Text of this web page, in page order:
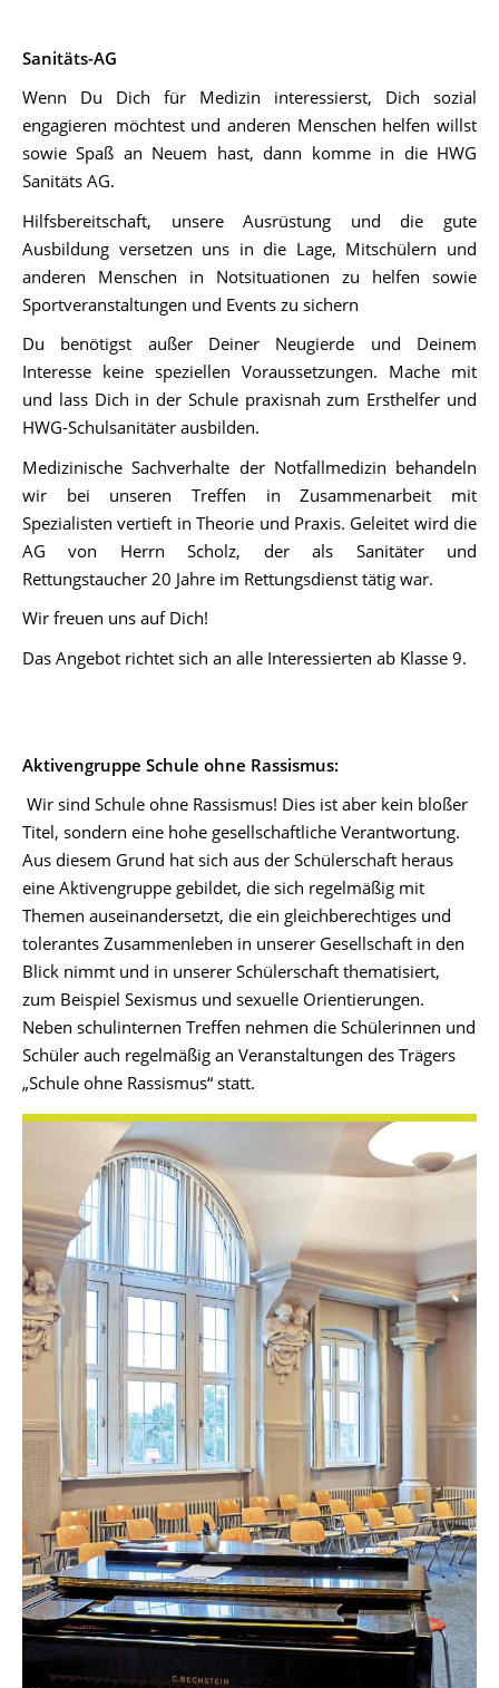
Sanitäts-AG
Wenn Du Dich für Medizin interessierst, Dich sozial
engagieren möchtest und anderen Menschen helfen willst
sowie Spaß an Neuem hast, dann komme in die HWG
Sanitäts AG.
Hilfsbereitschaft, unsere Ausrüstung und die gute
Ausbildung versetzen uns in die Lage, Mitschülern und
anderen Menschen in Notsituationen zu helfen sowie
Sportveranstaltungen und Events zu sichern
Du benötigst außer Deiner Neugierde und Deinem
Interesse keine speziellen Voraussetzungen. Mache mit
und lass Dich in der Schule praxisnah zum Ersthelfer und
HWG-Schulsanitäter ausbilden.
Medizinische Sachverhalte der Notfallmedizin behandeln
wir bei unseren Treffen in Zusammenarbeit mit
Spezialisten vertieft in Theorie und Praxis. Geleitet wird die
AG von Herrn Scholz, der als Sanitäter und
Rettungstaucher 20 Jahre im Rettungsdienst tätig war.
Wir freuen uns auf Dich!
Das Angebot richtet sich an alle Interessierten ab Klasse 9.
Aktivengruppe Schule ohne Rassismus:
Wir sind Schule ohne Rassismus! Dies ist aber kein bloßer
Titel, sondern eine hohe gesellschaftliche Verantwortung.
Aus diesem Grund hat sich aus der Schülerschaft heraus
eine Aktivengruppe gebildet, die sich regelmäßig mit
Themen auseinandersetzt, die ein gleichberechtiges und
tolerantes Zusammenleben in unserer Gesellschaft in den
Blick nimmt und in unserer Schülerschaft thematisiert,
zum Beispiel Sexismus und sexuelle Orientierungen.
Neben schulinternen Treffen nehmen die Schülerinnen und
Schüler auch regelmäßig an Veranstaltungen des Trägers
„Schule ohne Rassismus“ statt.